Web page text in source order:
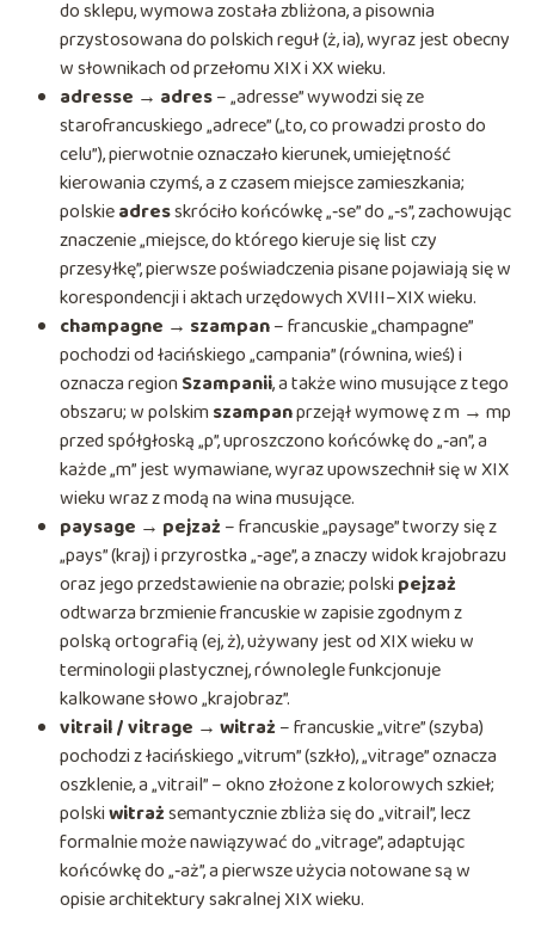
do sklepu, wymowa została zbliżona, a pisownia
przystosowana do polskich reguł (ż, ia), wyraz jest obecny
w słownikach od przełomu XIX i XX wieku.
adresse → adres– „adresse” wywodzi się ze
starofrancuskiego „adrece” („to, co prowadzi prosto do
celu”), pierwotnie oznaczało kierunek, umiejętność
kierowania czymś, a z czasem miejsce zamieszkania;
polskieadresskróciło końcówkę „‑se” do „‑s”, zachowując
znaczenie „miejsce, do którego kieruje się list czy
przesyłkę”, pierwsze poświadczenia pisane pojawiają się w
korespondencji i aktach urzędowych XVIII–XIX wieku.
champagne → szampan– francuskie „champagne”
pochodzi od łacińskiego „campania” (równina, wieś) i
oznacza regionSzampanii, a także wino musujące z tego
obszaru; w polskimszampanprzejął wymowę z m → mp
przed spółgłoską „p”, uproszczono końcówkę do „‑an”, a
każde „m” jest wymawiane, wyraz upowszechnił się w XIX
wieku wraz z modą na wina musujące.
paysage → pejzaż – francuskie „paysage” tworzy się z
„pays” (kraj) i przyrostka „‑age”, a znaczy widok krajobrazu
oraz jego przedstawienie na obrazie; polski pejzaż
odtwarza brzmienie francuskie w zapisie zgodnym z
polską ortografią (ej, ż), używany jest od XIX wieku w
terminologii plastycznej, równolegle funkcjonuje
kalkowane słowo „krajobraz”.
vitrail / vitrage → witraż – francuskie „vitre” (szyba)
pochodzi z łacińskiego „vitrum” (szkło), „vitrage” oznacza
oszklenie, a „vitrail” – okno złożone z kolorowych szkieł;
polskiwitrażsemantycznie zbliża się do „vitrail”, lecz
formalnie może nawiązywać do „vitrage”, adaptując
końcówkę do „‑aż”, a pierwsze użycia notowane są w
opisie architektury sakralnej XIX wieku.